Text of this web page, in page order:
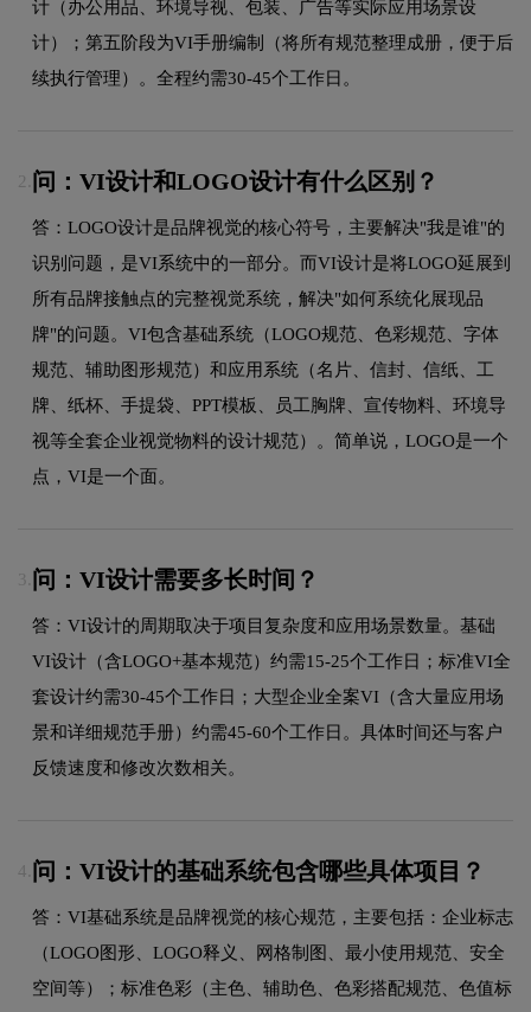
计（办公用品、环境导视、包装、广告等实际应用场景设
计）；第五阶段为VI手册编制（将所有规范整理成册，便于后
续执行管理）。全程约需30-45个工作日。
2. 问：VI设计和LOGO设计有什么区别？
答：LOGO设计是品牌视觉的核心符号，主要解决"我是谁"的
识别问题，是VI系统中的一部分。而VI设计是将LOGO延展到
所有品牌接触点的完整视觉系统，解决"如何系统化展现品
牌"的问题。VI包含基础系统（LOGO规范、色彩规范、字体
规范、辅助图形规范）和应用系统（名片、信封、信纸、工
牌、纸杯、手提袋、PPT模板、员工胸牌、宣传物料、环境导
视等全套企业视觉物料的设计规范）。简单说，LOGO是一个
点，VI是一个面。
3. 问：VI设计需要多长时间？
答：VI设计的周期取决于项目复杂度和应用场景数量。基础
VI设计（含LOGO+基本规范）约需15-25个工作日；标准VI全
套设计约需30-45个工作日；大型企业全案VI（含大量应用场
景和详细规范手册）约需45-60个工作日。具体时间还与客户
反馈速度和修改次数相关。
4. 问：VI设计的基础系统包含哪些具体项目？
答：VI基础系统是品牌视觉的核心规范，主要包括：企业标志
（LOGO图形、LOGO释义、网格制图、最小使用规范、安全
空间等）；标准色彩（主色、辅助色、色彩搭配规范、色值标